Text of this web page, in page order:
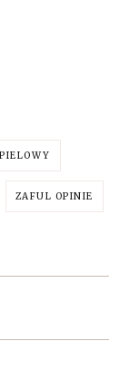
ZAFUL OPINIE